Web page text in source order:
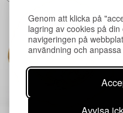
Genom att klicka på
lagring av cookies på
navigeringen på
användning och